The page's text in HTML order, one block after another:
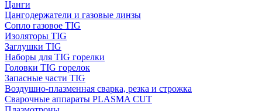
Цанги
Цангодержатели и газовые линзы
Сопло газовое TIG
Изоляторы TIG
Заглушки TIG
Наборы для TIG горелки
Головки TIG горелок
Запасные части TIG
Воздушно-плазменная сварка, резка и строжка
Сварочные аппараты PLASMA CUT